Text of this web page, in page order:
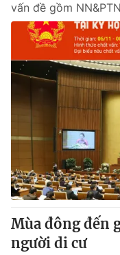
vấn đề gồm
Mùa đông đến
người di cư